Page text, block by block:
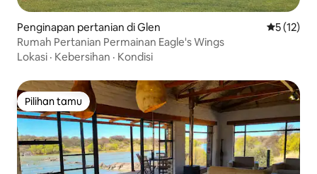
Penginapan pertanian di Glen Nilai rata-
5 (12)
Rumah Pertanian Permainan Eagle's Wings
Lokasi · Kebersihan · Kondisi
Pilihan tamu
Pilihan tamu